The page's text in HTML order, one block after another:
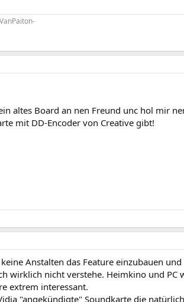
altes Board an nen Freund unc hol mir
mit DD-Encoder von Creative gibt!
Anstalten das Feature einzubauen
wirklich nicht verstehe. Heimkino und PC
extrem interessant.
"angekündigte" Soundkarte die